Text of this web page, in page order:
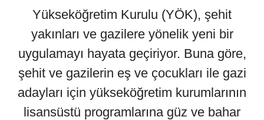
Yükseköğretim Kurulu (YÖK), şehit
yakınları ve gazilere yönelik yeni bir
uygulamayı hayata geçiriyor. Buna göre,
şehit ve gazilerin eş ve çocukları ile gazi
adayları için yükseköğretim kurumlarının
lisansüstü programlarına güz ve bahar